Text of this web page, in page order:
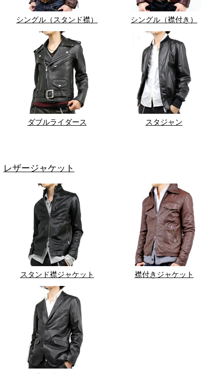
シングル（スタンド襟） シングル（襟付き）
ダブルライダース スタジャン
レザージャケット
スタンド襟ジャケット 襟付きジャケット